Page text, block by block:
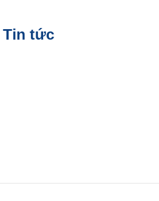
Tin tức